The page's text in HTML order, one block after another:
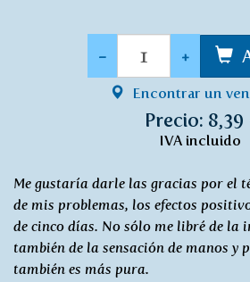
- +
Encontrar un
Precio: 8,39
IVA incluido
Me gustaría darle las gracias por el
de mis problemas, los efectos
de cinco días. No sólo me libré de la
también de la sensación de manos y
también es más pura.